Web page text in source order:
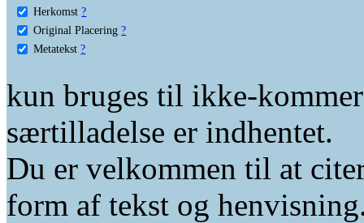
Herkomst ?
Original Placering ?
Metatekst ?
kun bruges til ikke-
særtilladelse er indhentet.
Du er velkommen til at
form af tekst og